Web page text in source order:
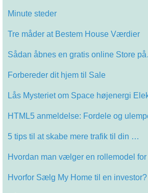
Minute steder
Tre måder at Bestem House Værdier
Sådan åbnes en gratis online Store
Forbereder dit hjem til Sale
Lås Mysteriet om Space højenergi
HTML5 anmeldelse: Fordele og
5 tips til at skabe mere trafik til din …
Hvordan man vælger en rollemodel
Hvorfor Sælg My Home til en investor?